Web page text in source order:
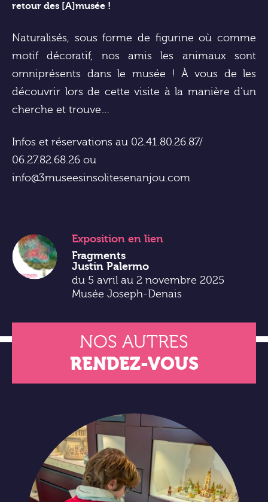
retour des [A]musée !
Naturalisés, sous forme de figurine où comme
motif décoratif, nos amis les animaux sont
omniprésents dans le musée ! À vous de les
découvrir lors de cette visite à la manière d’un
cherche et trouve…
Infos et réservations au 02.41.80.26.87/
06.27.82.68.26 ou
info@3museesinsolitesenanjou.com
Exposition en lien
Fragments
Justin Palermo
du 5 avril au 2 novembre 2025
Musée Joseph-Denais
NOS AUTRES
RENDEZ-VOUS